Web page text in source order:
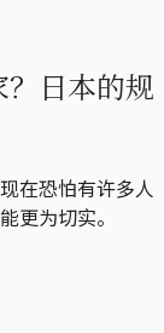
日本的规
在恐怕有许多人
更为切实。